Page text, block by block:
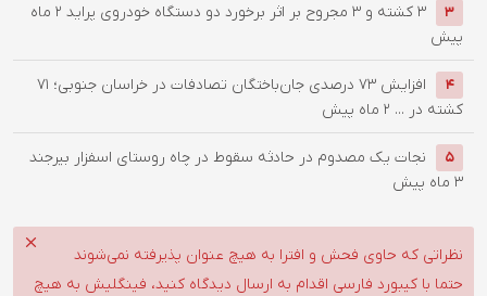
3 ۳ کشته و ۳ مجروح بر اثر برخورد دو دستگاه خودروی پراید
2 ماه
پیش
4
افزایش ۷۳ درصدی جان‌باختگان تصادفات در خراسان جنوبی؛ ۷۱
کشته در ... 2 ماه پیش
5
نجات یک مصدوم در حادثه سقوط در چاه روستای اسفزار بیرجند
3 ماه پیش
نظراتی که حاوی فحش و افترا به هیچ عنوان پذیرفته نمی‌شوند
حتما با کیبورد فارسی اقدام به ارسال دیدگاه کنید، فینگلیش به هیچ